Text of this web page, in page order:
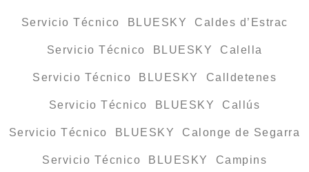
Servicio Técnico BLUESKY Caldes d’Estrac
Servicio Técnico BLUESKY Calella
Servicio Técnico BLUESKY Calldetenes
Servicio Técnico BLUESKY Callús
Servicio Técnico BLUESKY Calonge de Segarra
Servicio Técnico BLUESKY Campins